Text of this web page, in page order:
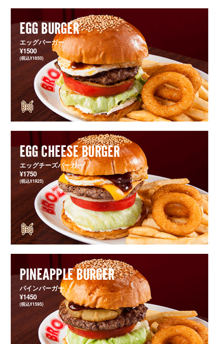
EGG BURGER
エッグバーガー
¥1500
(税込¥1650)
EGG CHEESE BURGER
エッグチーズバーガー
¥1750
(税込¥1925)
PINEAPPLE BURGER
パインバーガー
¥1450
(税込¥1595)